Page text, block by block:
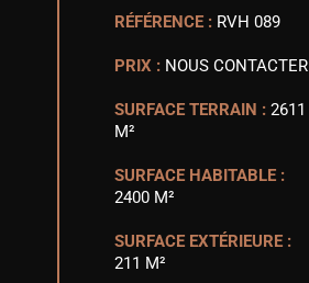
RÉFÉRENCE : RVH 089
PRIX : NOUS CONTACTER
SURFACE TERRAIN : 2611
M²
SURFACE HABITABLE :
2400 M²
SURFACE EXTÉRIEURE :
211 M²